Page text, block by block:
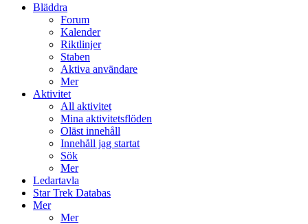
Bläddra
Forum
Kalender
Riktlinjer
Staben
Aktiva användare
Mer
Aktivitet
All aktivitet
Mina aktivitetsflöden
Oläst innehåll
Innehåll jag startat
Sök
Mer
Ledartavla
Star Trek Databas
Mer
Mer